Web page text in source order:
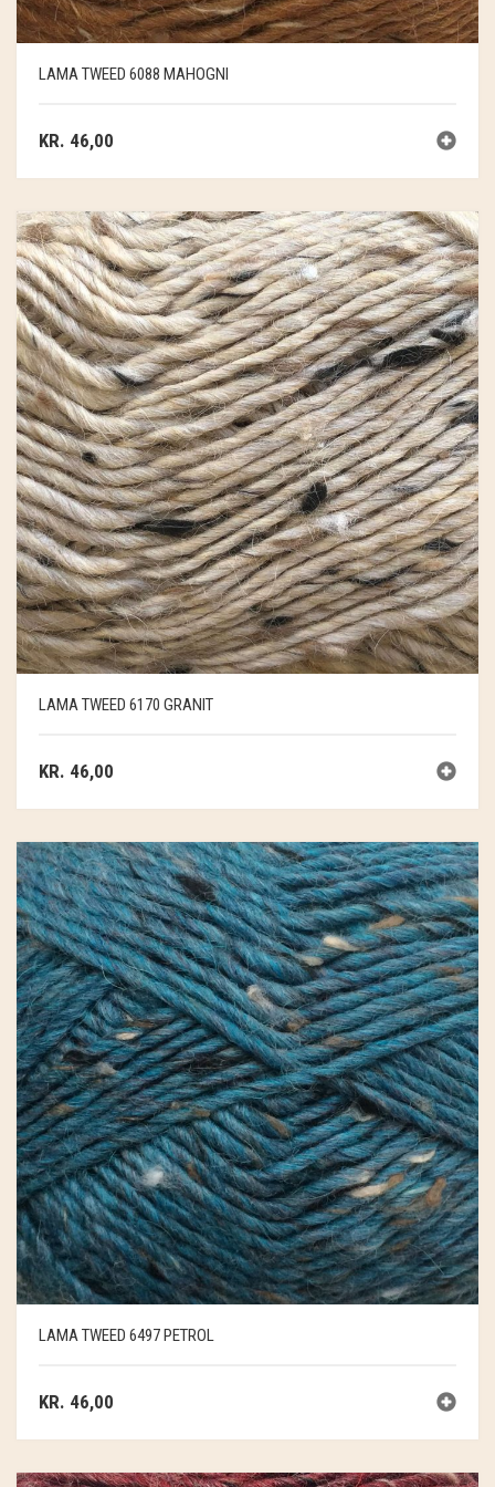
GRY & SIF
IBU JEWELS
KINTOBE
KOUSTRUP & CO.
LÆSØ ULDSTUE
MADAM GRÆSKAR
SEA ART PHOTO
SOSCHJELDE
SÆBEVÆRKSTEDET
THY FRAGMENTER
THY ØKOBÆR
THYA
ANDRE BRANDS
LAMA TWEED 6088 MAHOGNI
KR. 46,00
LAMA TWEED 6170 GRANIT
KR. 46,00
LAMA TWEED 6497 PETROL
KR. 46,00